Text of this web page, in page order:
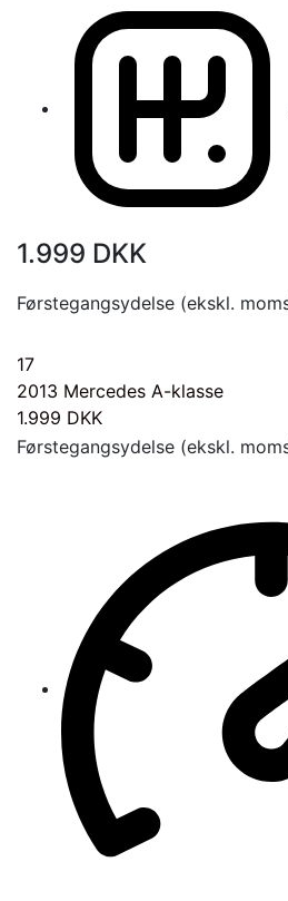
1.999 DKK
Førstegangsydelse (ekskl.
17
2013 Mercedes A-klasse
1.999 DKK
Førstegangsydelse (ekskl.